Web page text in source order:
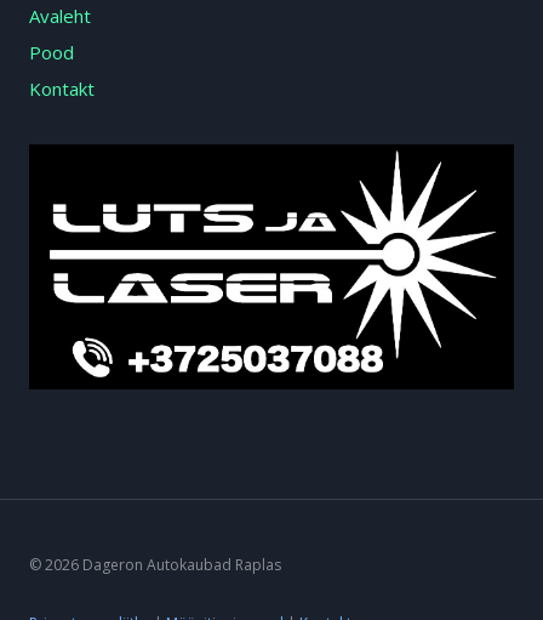
Avaleht
Pood
Kontakt
© 2026 Dageron Autokaubad Raplas